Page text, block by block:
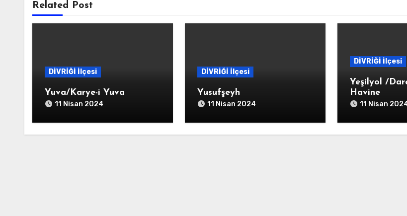
Related Post
DİVRİĞİ İlçesi
Yuva/Karye-i Yuva
11 Nisan 2024
DİVRİĞİ İlçesi
Yusufşeyh
11 Nisan 2024
DİVRİĞİ İlçesi
Yeşilyol /
Havine
11 Nisan